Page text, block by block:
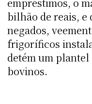
bilhão de reais, e
negados,
frigoríficos
detém um plantel
bovinos.